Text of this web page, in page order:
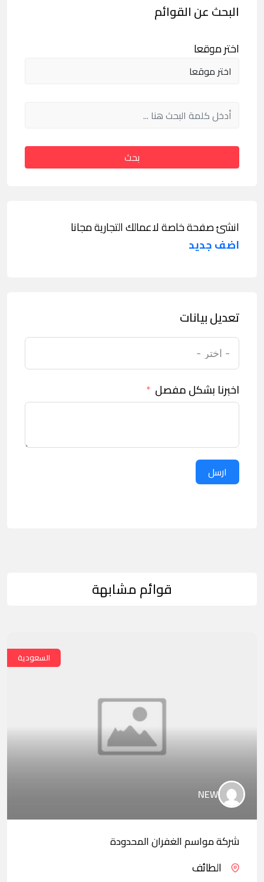
البحث عن القوائم
اختر موقعا
بحث
انشئ صفحة خاصة لاعمالك التجارية مجانا
اضف جديد
تعديل بيانات
اخبرنا بشكل مفصل
ارسل
قوائم مشابهة
السعودية
NEW
شركة مواسم الغفران المحدودة
الطائف